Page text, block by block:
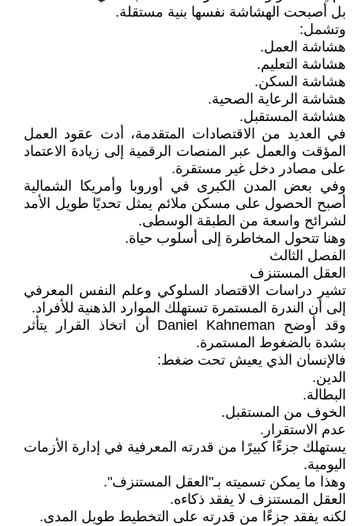
بل أصبحت الهشاشة نفسها بنية مستقلة.
وتشمل:
هشاشة العمل.
هشاشة التعليم.
هشاشة السكن.
هشاشة الرعاية الصحية.
هشاشة المستقبل.
في العديد من الاقتصادات المتقدمة، أدت عقود العمل
المؤقت والعمل عبر المنصات الرقمية إلى زيادة الاعتماد
على مصادر دخل غير مستقرة.
وفي بعض المدن الكبرى في أوروبا وأمريكا الشمالية
أصبح الحصول على مسكن ملائم يمثل تحديًا طويل الأمد
لشرائح واسعة من الطبقة الوسطى.
وهنا تتحول المخاطرة إلى أسلوب حياة.
الفصل الثالث
العقل المستنزف
تشير دراسات الاقتصاد السلوكي وعلم النفس المعرفي
إلى أن الندرة المستمرة تستهلك الموارد الذهنية للأفراد.
وقد أوضح Daniel Kahneman أن اتخاذ القرار يتأثر
بشدة بالضغوط المستمرة.
فالإنسان الذي يعيش تحت ضغط:
الدين.
البطالة.
الخوف من المستقبل.
عدم الاستقرار.
يستهلك جزءًا كبيرًا من قدرته المعرفية في إدارة الأزمات
اليومية.
وهذا ما يمكن تسميته بـ"العقل المستنزف".
العقل المستنزف لا يفقد ذكاءه.
لكنه يفقد جزءًا من قدرته على التخطيط طويل المدى.